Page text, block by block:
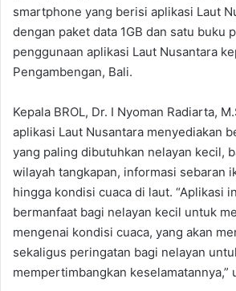
smartphone yang berisi aplikasi Laut
dengan paket data 1GB dan satu buku
penggunaan aplikasi Laut Nusantara
Pengambengan, Bali.
Kepala BROL, Dr. I Nyoman Radiarta,
aplikasi Laut Nusantara menyediakan
yang paling dibutuhkan nelayan kecil,
wilayah tangkapan, informasi sebaran
hingga kondisi cuaca di laut. “Aplikasi
bermanfaat bagi nelayan kecil untuk
mengenai kondisi cuaca, yang akan
sekaligus peringatan bagi nelayan
mempertimbangkan keselamatannya,”